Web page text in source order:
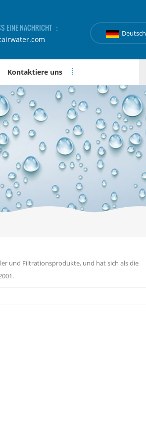
EINE NACHRICHT ：
Deutsch
Kontaktiere uns
und Filtrationsprodukte, und hat sich als die